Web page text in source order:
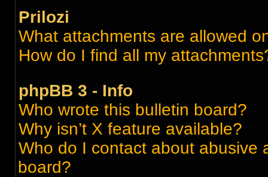
Prilozi
What attachments are allowed
How do I find all my
phpBB 3 - Info
Who wrote this bulletin board?
Why isn’t X feature available?
Who do I contact about abusive
board?